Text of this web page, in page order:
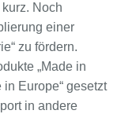
Noch
einer
zu fördern.
„Made in
in Europe“ gesetzt
in andere